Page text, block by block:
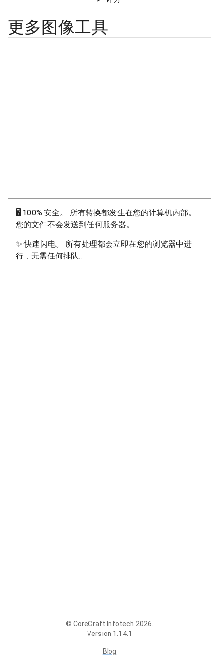
更多图像工具
🖥 100% 安全。 所有转换都发生在您的计算机内部。
您的文件不会发送到任何服务器。
✨快速闪电。 所有处理都会立即在您的浏览器中进
行，无需任何排队。
© CoreCraft Infotech 2026
Version 1.14.1
Blog